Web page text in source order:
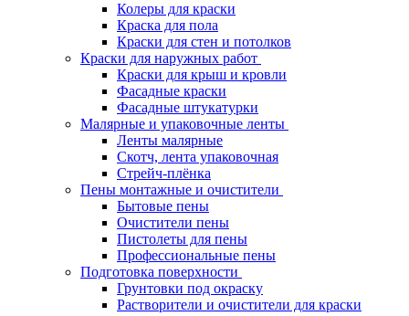
Колеры для краски
Краска для пола
Краски для стен и потолков
Краски для наружных работ
Краски для крыш и кровли
Фасадные краски
Фасадные штукатурки
Малярные и упаковочные ленты
Ленты малярные
Скотч, лента упаковочная
Стрейч-плёнка
Пены монтажные и очистители
Бытовые пены
Очистители пены
Пистолеты для пены
Профессиональные пены
Подготовка поверхности
Грунтовки под окраску
Растворители и очистители для краски